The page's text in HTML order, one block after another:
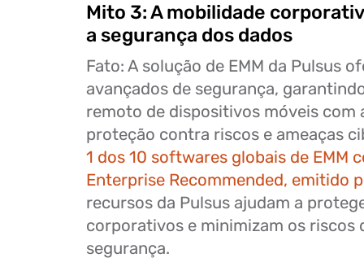
Mito 3: A mobilidade
a segurança dos dados
Fato: A solução de EMM da Pulsus
avançados de segurança,
remoto de dispositivos móveis com
proteção contra riscos e ameaças
1 dos 10 softwares globais de EMM
Enterprise Recommended, emitido
recursos da Pulsus ajudam a
corporativos e minimizam os riscos
segurança.